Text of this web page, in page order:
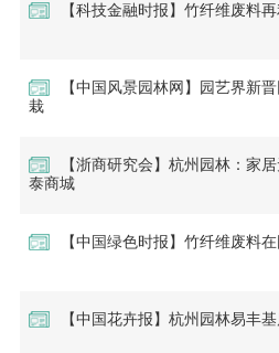
【科技金融时报】竹纤维废料
【中国风景园林网】园艺界
栽
【浙商研究会】杭州园林：家
泰商城
【中国绿色时报】竹纤维废料
【中国花卉报】杭州园林易丰